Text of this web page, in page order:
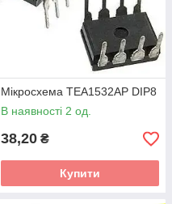
Мікросхема TEA1532AP DIP8
В наявності 2 од.
38,20 ₴
Купити